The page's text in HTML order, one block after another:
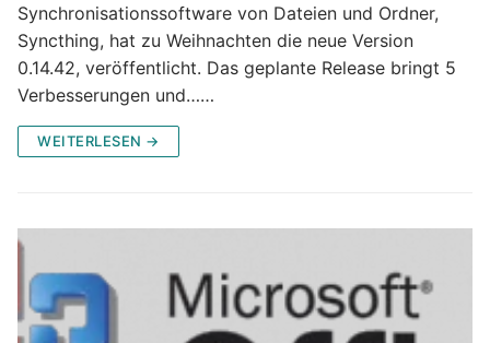
Synchronisationssoftware von Dateien und Ordner,
Syncthing, hat zu Weihnachten die neue Version
0.14.42, veröffentlicht. Das geplante Release bringt 5
Verbesserungen und……
WEITERLESEN →